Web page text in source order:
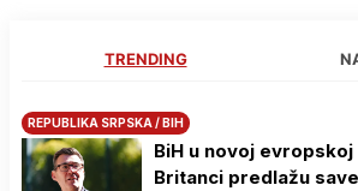
TRENDING
REPUBLIKA SRPSKA / BIH
BiH u novoj
Britanci predlažu